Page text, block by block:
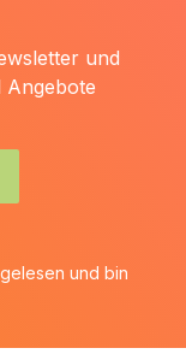
und
Angebote
gelesen und bin